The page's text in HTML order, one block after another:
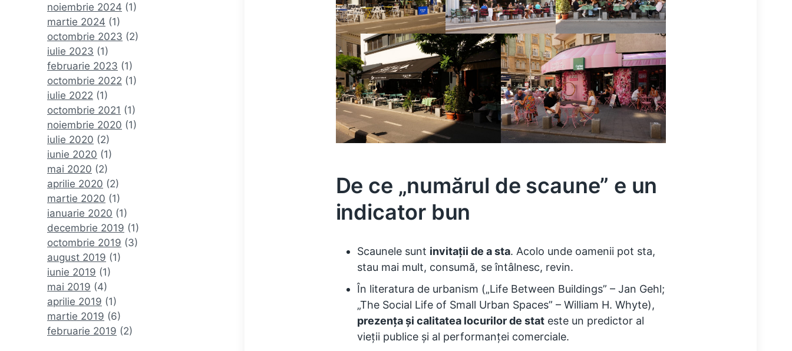
noiembrie 2024 (1)
martie 2024 (1)
octombrie 2023 (2)
iulie 2023 (1)
februarie 2023 (1)
octombrie 2022 (1)
iulie 2022 (1)
octombrie 2021 (1)
noiembrie 2020 (1)
iulie 2020 (2)
iunie 2020 (1)
mai 2020 (2)
aprilie 2020 (2)
martie 2020 (1)
ianuarie 2020 (1)
decembrie 2019 (1)
octombrie 2019 (3)
august 2019 (1)
iunie 2019 (1)
mai 2019 (4)
aprilie 2019 (1)
martie 2019 (6)
februarie 2019 (2)
De ce „numărul de scaune” e un
indicator bun
Scaunele sunt invitații de a sta. Acolo unde oamenii pot sta,
stau mai mult, consumă, se întâlnesc, revin.
În literatura de urbanism („Life Between Buildings” – Jan Gehl;
„The Social Life of Small Urban Spaces” – William H. Whyte),
prezența și calitatea locurilor de stateste un predictor al
vieții publice și al performanței comerciale.